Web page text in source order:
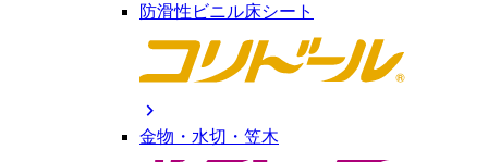
防滑性ビニル床シート
chevron_right
金物・水切・笠木